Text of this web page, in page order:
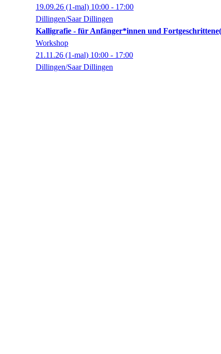
19.09.26 (1-mal) 10:00 - 17:00
Dillingen/Saar Dillingen
Kalligrafie - für Anfänger*innen und Fortgeschrittene
Workshop
21.11.26 (1-mal) 10:00 - 17:00
Dillingen/Saar Dillingen